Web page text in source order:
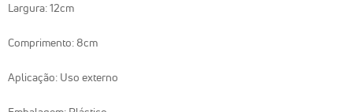
Largura: 12cm
Comprimento: 8cm
Aplicação: Uso externo